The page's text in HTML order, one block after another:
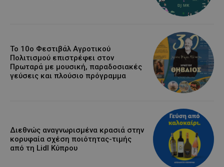
Το 10ο Φεστιβάλ Αγροτικού
Πολιτισμού επιστρέφει στον
Πρωταρά με μουσική, παραδοσιακές
γεύσεις και πλούσιο πρόγραμμα
Διεθνώς αναγνωρισμένα κρασιά στην
κορυφαία σχέση ποιότητας-τιμής
από τη Lidl Κύπρου